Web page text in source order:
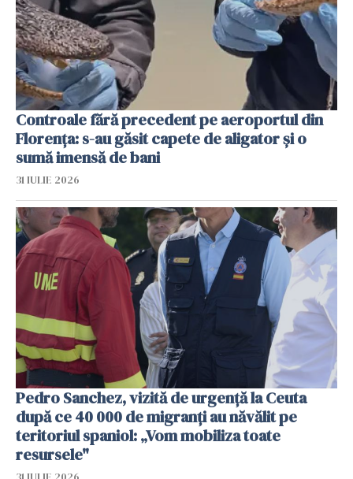
Controale fără precedent pe aeroportul din
Florența: s-au găsit capete de aligator și o
sumă imensă de bani
31 IULIE 2026
Pedro Sanchez, vizită de urgență la Ceuta
după ce 40 000 de migranți au năvălit pe
teritoriul spaniol: „Vom mobiliza toate
resursele"